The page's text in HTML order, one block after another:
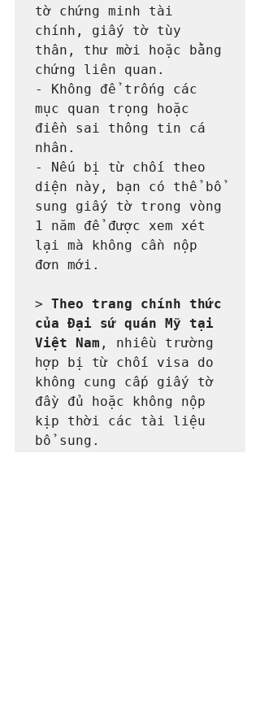
tờ chứng minh tài
chính, giấy tờ tùy
thân, thư mời hoặc bằng
chứng liên quan.
- Không để trống các
mục quan trọng hoặc
điền sai thông tin cá
nhân.
- Nếu bị từ chối theo
diện này, bạn có thể bổ
sung giấy tờ trong vòng
1 năm để được xem xét
lại mà không cần nộp
đơn mới.
> Theo trang chính thức
của Đại sứ quán Mỹ tại
Việt Nam , nhiều trường
hợp bị từ chối visa do
không cung cấp giấy tờ
đầy đủ hoặc không nộp
kịp thời các tài liệu